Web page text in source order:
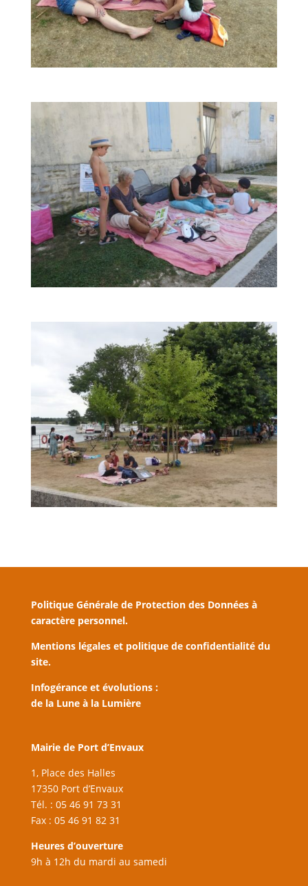
Politique Générale de Protection des Données à
caractère personnel.
Mentions légales et politique de confidentialité du
site.
Infogérance et évolutions :
de la Lune à la Lumière
Mairie de Port d’Envaux
1, Place des Halles
17350 Port d’Envaux
Tél. : 05 46 91 73 31
Fax : 05 46 91 82 31
Heures d’ouverture
9h à 12h du mardi au samedi